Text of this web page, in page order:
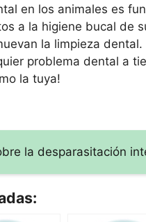
en los animales es
a la higiene bucal de
la limpieza
problema dental a
la tuya!
la desparasitación